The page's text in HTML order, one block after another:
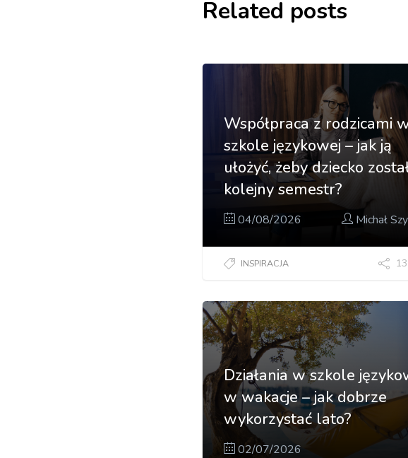
Related posts
Współpraca z rodzicami
szkole językowej – jak ją
ułożyć, żeby dziecko
kolejny semestr?
04/08/2026 Michał
INSPIRACJA 13
Działania w szkole
w wakacje – jak dobrze
wykorzystać lato?
02/07/2026